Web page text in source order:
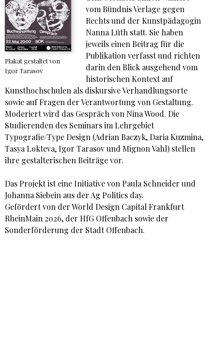
Plakat gestaltet von
Igor Tarasov
vom Bündnis Verlage gegen
Rechts und der Kunstpädagogin
Nanna Lüth statt. Sie haben
jeweils einen Beitrag für die
Publikation verfasst und richten
darin den Blick ausgehend vom
historischen Kontext auf
Kunsthochschulen als diskursive Verhandlungsorte
sowie auf Fragen der Verantwortung von Gestaltung.
Moderiert wird das Gespräch von Nina Wood. Die
Studierenden des Seminars im Lehrgebiet
Typografie/Type Design (Adrian Baczyk, Daria Kuzmina,
Tasya Lokteva, Igor Tarasov und Mignon Vahl) stellen
ihre gestalterischen Beiträge vor.
Das Projekt ist eine Initiative von Paula Schneider und
Johanna Siebein aus der Ag Politics day.
Gefördert von der World Design Capital Frankfurt
RheinMain 2026, der HfG Offenbach sowie der
Sonderförderung der Stadt Offenbach.